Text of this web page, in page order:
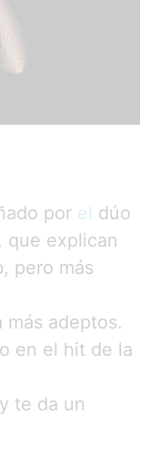
por el dúo
, que explican
pero más
más adeptos.
en el hit de la
te da un